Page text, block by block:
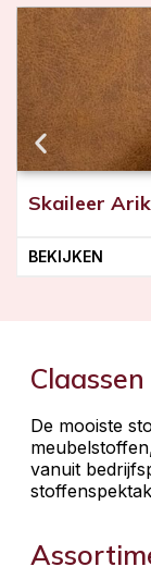
Skaileer
BEKIJKEN
De mooiste
vanuit